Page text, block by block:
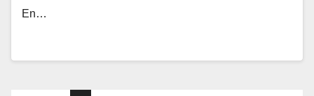
En…